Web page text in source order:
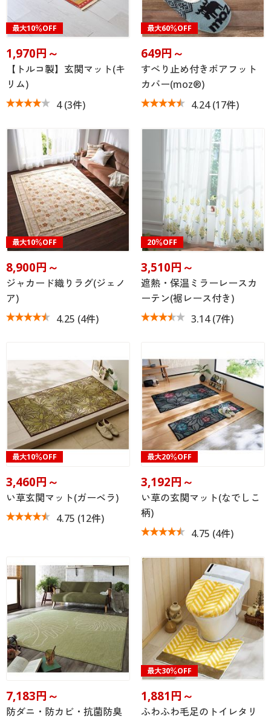
最大10％OFF
1,970円～
【トルコ製】玄関マット(キ
リム)
4(3件)
最大60％OFF
649円～
すべり止め付きボアフット
カバー(moz®)
4.24(17件)
最大10％OFF
8,900円～
ジャカード織りラグ(ジェノ
ア)
4.25 (4件)
20％OFF
3,510円～
遮熱・保温ミラーレースカ
ーテン(裾レース付き)
3.14(7件)
最大10％OFF
3,460円～
い草玄関マット(ガーベラ)
4.75 (12件)
最大20％OFF
3,192円～
い草の玄関マット(なでしこ
柄)
4.75 (4件)
7,183円～
防ダニ・防カビ・抗菌防臭
最大30％OFF
1,881円～
ふわふわ毛足のトイレタリ